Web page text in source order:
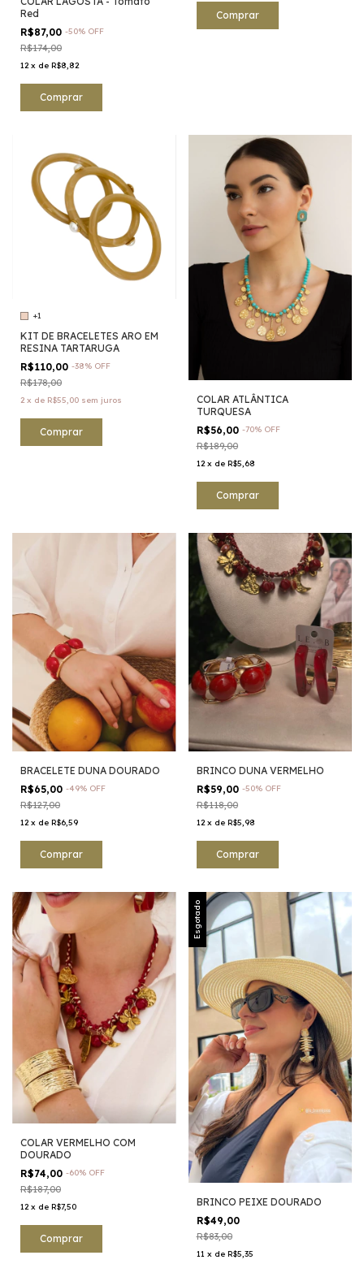
Red
R$87,00 -50% OFF
R$174,00
12 x de R$8,82
+1
KIT DE BRACELETES ARO EM
RESINA TARTARUGA
R$110,00 -38% OFF
R$178,00
2 x de R$55,00 sem juros
Comprar
COLAR ATLÂNTICA
TURQUESA
R$56,00 -70% OFF
R$189,00
12 x de R$5,68
BRACELETE DUNA DOURADO
R$65,00 -49% OFF
R$127,00
12 x de R$6,59
BRINCO DUNA VERMELHO
R$59,00 -50% OFF
R$118,00
12 x de R$5,98
COLAR VERMELHO COM
DOURADO
R$74,00 -60% OFF
R$187,00
12 x de R$7,50
Esgotado
BRINCO PEIXE DOURADO
R$49,00
R$83,00
11 x de R$5,35